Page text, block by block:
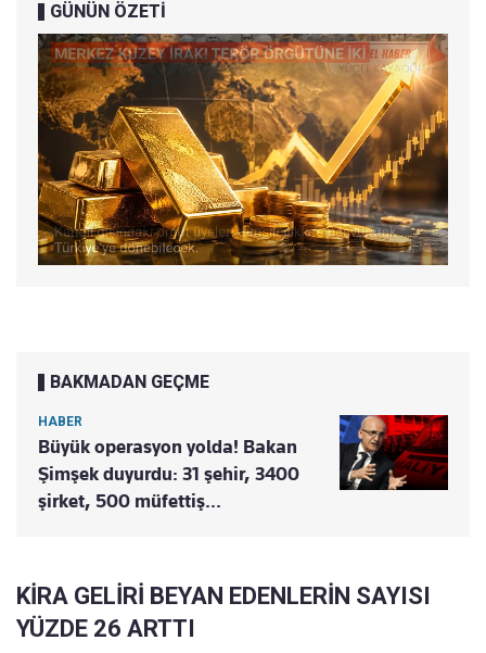
GÜNÜN ÖZETİ
BAKMADAN GEÇME
HABER
Büyük operasyon yolda! Bakan
Şimşek duyurdu: 31 şehir, 3400
şirket, 500 müfettiş...
KİRA GELİRİ BEYAN EDENLERİN SAYISI
YÜZDE 26 ARTTI